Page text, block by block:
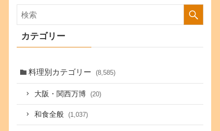
カテゴリー
料理別カテゴリー (8,585)
大阪・関西万博 (20)
和食全般 (1,037)